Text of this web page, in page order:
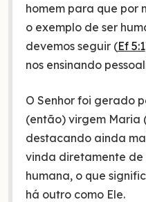
homem para que por
o exemplo de ser
devemos seguir (Ef 5:1
nos ensinando
O Senhor foi gerado
(então) virgem Maria
destacando ainda
vinda diretamente de
humana, o que
há outro como Ele.